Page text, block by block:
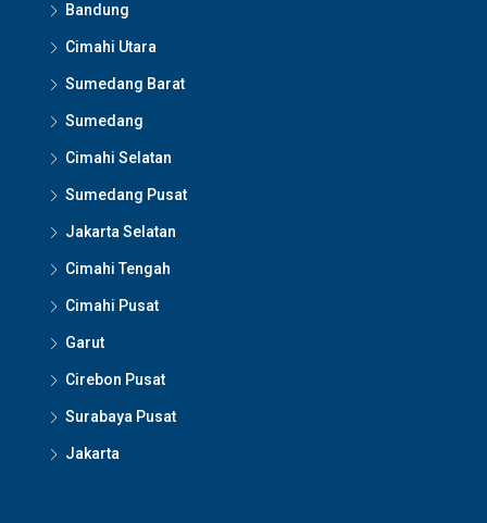
Bandung
Cimahi Utara
Sumedang Barat
Sumedang
Cimahi Selatan
Sumedang Pusat
Jakarta Selatan
Cimahi Tengah
Cimahi Pusat
Garut
Cirebon Pusat
Surabaya Pusat
Jakarta